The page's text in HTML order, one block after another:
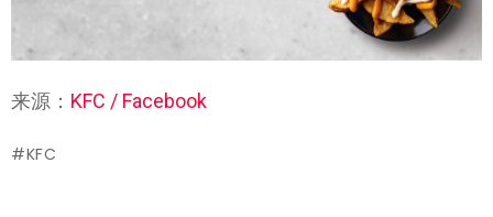
来源： KFC / Facebook
KFC